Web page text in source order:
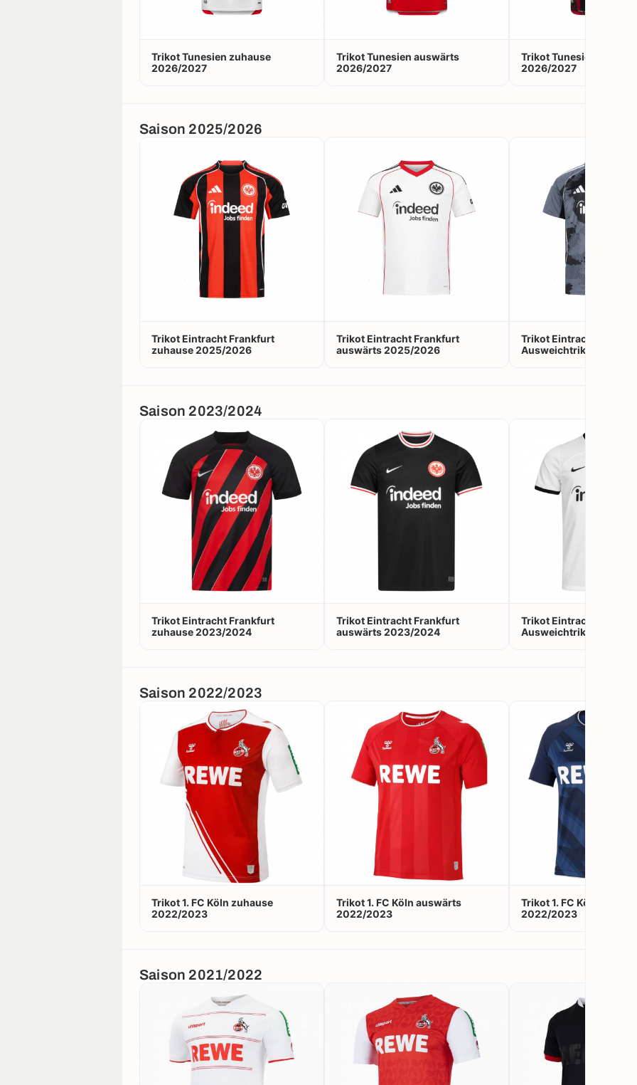
Trikot Tunesien zuhause
2026/2027
Trikot Tunesien auswärts
2026/2027
Trikot Tunesien
2026/2027
Saison 2025/2026
Trikot Eintracht Frankfurt
zuhause 2025/2026
Trikot Eintracht Frankfurt
auswärts 2025/2026
Trikot Eintracht
Ausweichtrikot 2025/
Saison 2023/2024
Trikot Eintracht Frankfurt
zuhause 2023/2024
Trikot Eintracht Frankfurt
auswärts 2023/2024
Trikot Eintracht
Ausweichtrikot 2023/
Saison 2022/2023
Trikot 1. FC Köln zuhause
2022/2023
Trikot 1. FC Köln auswärts
2022/2023
Trikot 1. FC Köln
2022/2023
Saison 2021/2022